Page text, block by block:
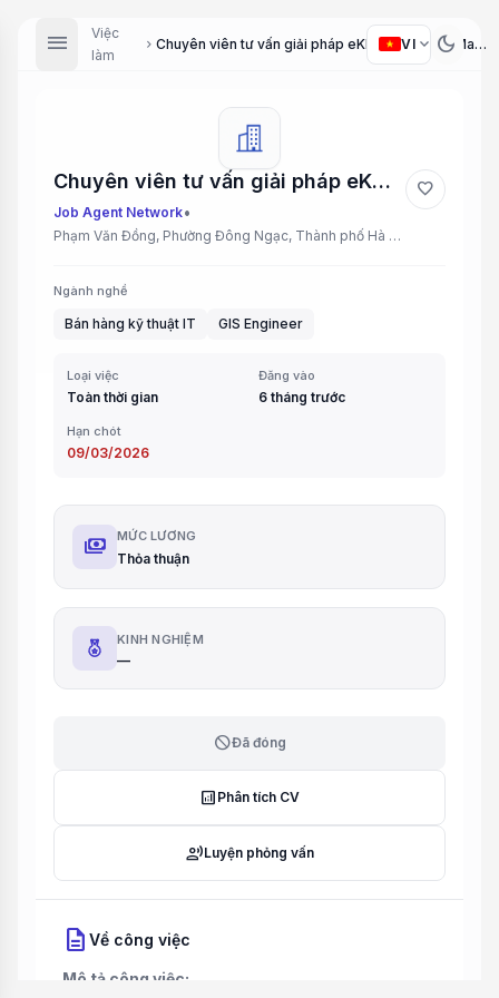
menu
Việc
làm
chevron_right Chuyên viên tư vấn giải pháp eKMap (GIS) (eKMap Solution Consultant (GIS))
VI expand_more dark_mode
Chuyên viên tư vấn giải pháp eKMap (GIS) (eKMap Solution Consultant (GIS))
Job Agent Network•
Phạm Văn Đồng, Phường Đông Ngạc, Thành phố Hà Nội, Việt Nam
favorite
Ngành nghề
Bán hàng kỹ thuật IT GIS Engineer
Loại việc
Toàn thời gian
Đăng vào
6 tháng trước
Hạn chót
09/03/2026
payments MỨC LƯƠNG
Thỏa thuận
KINH NGHIỆM
—
blockĐã đóng
analytics Phân tích CV
record_voice_overLuyện phỏng vấn
description Về công việc
Mô tả công việc: